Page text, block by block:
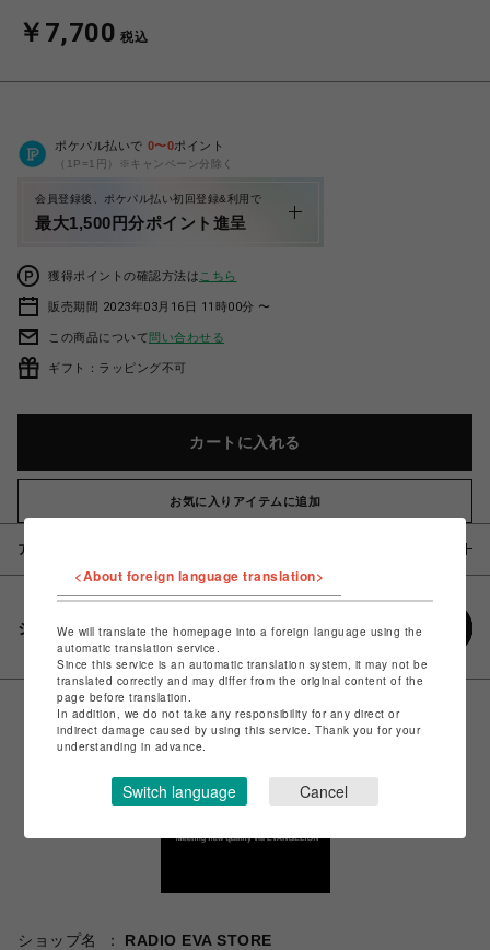
￥7,700 税込
ポケパル払いで 0〜0ポイント
（1P=1円）※キャンペーン分除く
会員登録後、ポケパル払い初回登録&利用で
最大1,500円分ポイント進呈
獲得ポイントの確認方法は こちら
販売期間 2023年03月16日 11時00分 〜
この商品について問い合わせる
ギフト：ラッピング不可
カートに入れる
お気に入りアイテムに追加
アイテム説明 / 素材
シェアする
ショップ名
RADIO EVA STORE
<About foreign language translation>
We will translate the homepage into a foreign language using the
automatic translation service.
Since this service is an automatic translation system, it may not be
translated correctly and may differ from the original content of the
page before translation.
In addition, we do not take any responsibility for any direct or
indirect damage caused by using this service. Thank you for your
understanding in advance.
Switch language Cancel